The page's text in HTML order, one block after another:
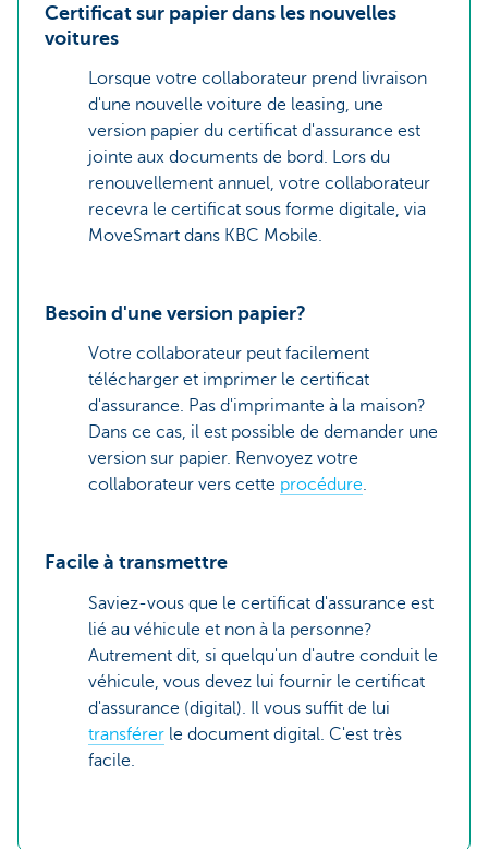
Certificat sur papier dans les nouvelles
voitures
Lorsque votre collaborateur prend livraison
d'une nouvelle voiture de leasing, une
version papier du certificat d'assurance est
jointe aux documents de bord. Lors du
renouvellement annuel, votre collaborateur
recevra le certificat sous forme digitale, via
MoveSmart dans KBC Mobile.
Besoin d'une version papier?
Votre collaborateur peut facilement
télécharger et imprimer le certificat
d'assurance. Pas d'imprimante à la maison?
Dans ce cas, il est possible de demander une
version sur papier. Renvoyez votre
collaborateur vers cette procédure.
Facile à transmettre
Saviez-vous que le certificat d'assurance est
lié au véhicule et non à la personne?
Autrement dit, si quelqu'un d'autre conduit le
véhicule, vous devez lui fournir le certificat
d'assurance (digital). Il vous suffit de lui
transférer le document digital. C'est très
facile.